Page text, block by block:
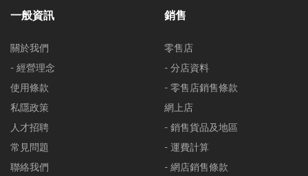
一般資訊
關於我們
- 經營理念
使用條款
私隱政策
人才招聘
常見問題
聯絡我們
銷售
零售店
- 分店資料
- 零售店銷售條款
網上店
- 銷售貨品及地區
- 運費計算
- 網店銷售條款